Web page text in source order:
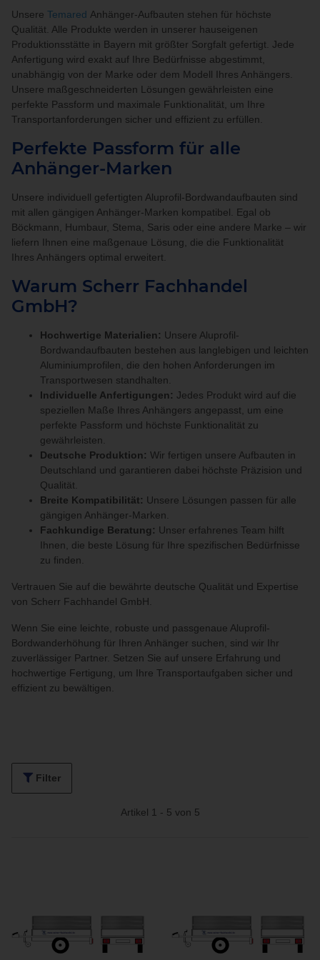
Unsere Temared Anhänger-Aufbauten stehen für höchste
Qualität. Alle Produkte werden in unserer hauseigenen
Produktionsstätte in Bayern mit größter Sorgfalt gefertigt. Jede
Anfertigung wird exakt auf Ihre Bedürfnisse abgestimmt,
unabhängig von der Marke oder dem Modell Ihres Anhängers.
Unsere maßgeschneiderten Lösungen gewährleisten eine
perfekte Passform und maximale Funktionalität, um Ihre
Transportanforderungen sicher und effizient zu erfüllen.
Perfekte Passform für alle
Anhänger-Marken
Unsere individuell gefertigten Aluprofil-Bordwandaufbauten sind
mit allen gängigen Anhänger-Marken kompatibel. Egal ob
Böckmann, Humbaur, Stema, Saris oder eine andere Marke – wir
liefern Ihnen eine maßgenaue Lösung, die die Funktionalität
Ihres Anhängers optimal erweitert.
Warum Scherr Fachhandel
GmbH?
Hochwertige Materialien: Unsere Aluprofil-
Bordwandaufbauten bestehen aus langlebigen und leichten
Aluminiumprofilen, die den hohen Anforderungen im
Transportwesen standhalten.
Individuelle Anfertigungen: Jedes Produkt wird auf die
speziellen Maße Ihres Anhängers angepasst, um eine
perfekte Passform und höchste Funktionalität zu
gewährleisten.
Deutsche Produktion: Wir fertigen unsere Aufbauten in
Deutschland und garantieren dabei höchste Präzision und
Qualität.
Breite Kompatibilität: Unsere Lösungen passen für alle
gängigen Anhänger-Marken.
Fachkundige Beratung: Unser erfahrenes Team hilft
Ihnen, die beste Lösung für Ihre spezifischen Bedürfnisse
zu finden.
Vertrauen Sie auf die bewährte deutsche Qualität und Expertise
von Scherr Fachhandel GmbH.
Wenn Sie eine leichte, robuste und passgenaue Aluprofil-
Bordwanderhöhung für Ihren Anhänger suchen, sind wir Ihr
zuverlässiger Partner. Setzen Sie auf unsere Erfahrung und
hochwertige Fertigung, um Ihre Transportaufgaben sicher und
effizient zu bewältigen.
Filter
Artikel 1 - 5 von 5